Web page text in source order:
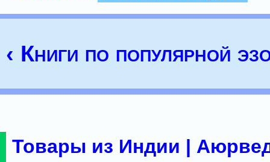
‹ Книги по популярной
Товары из Индии |